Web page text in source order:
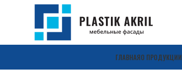
ГЛАВНАЯО ПРОДУКЦИИ